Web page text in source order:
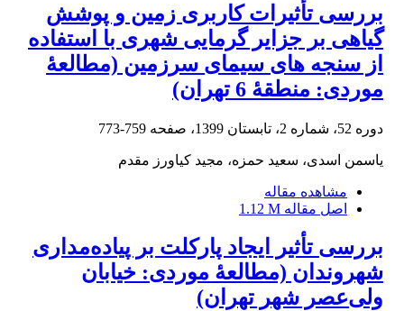
بررسی تأثیرات کاربری زمین و پوشش
گیاهی بر جزایر گرمایی شهری با استفاده
از سنجه‏ های سیمای سرزمین (مطالعۀ
موردی: منطقۀ 6 تهران)
دوره 52، شماره 2، تابستان 1399، صفحه 759-773
یاسمن اسدی، سعید حمزه، مجید کیاورز مقدم
مشاهده مقاله
اصل مقاله 1.12 M
بررسی تأثیر ایجاد پارکلت بر پیاده‌مداری
شهروندان (مطالعۀ موردی: خیابان
ولی‌عصر شهر تهران)